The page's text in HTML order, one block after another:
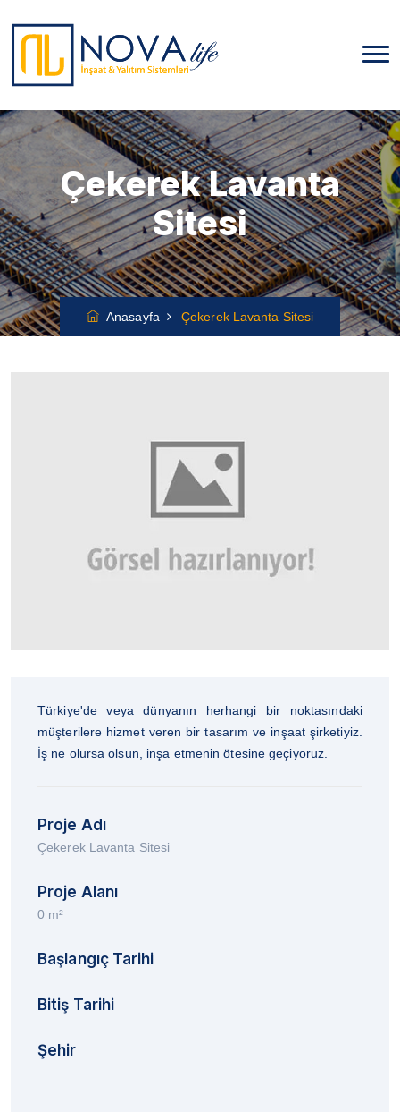
Çekerek Lavanta
Sitesi
Anasayfa Çekerek Lavanta Sitesi
Türkiye'de veya dünyanın herhangi bir noktasındaki
müşterilere hizmet veren bir tasarım ve inşaat şirketiyiz.
İş ne olursa olsun, inşa etmenin ötesine geçiyoruz.
Proje Adı
Çekerek Lavanta Sitesi
Proje Alanı
0 m²
Başlangıç Tarihi
Bitiş Tarihi
Şehir